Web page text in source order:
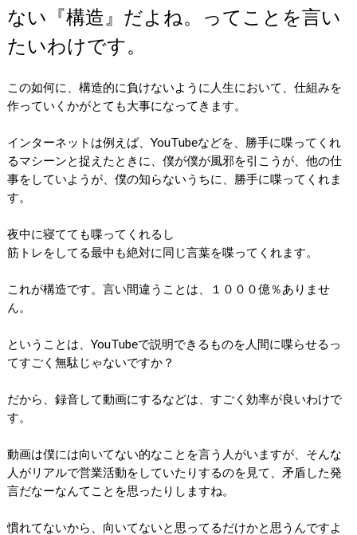
ない『構造』だよね。ってことを言い
たいわけです。
この如何に、構造的に負けないように人生において、仕組みを
作っていくかがとても大事になってきます。
インターネットは例えば、YouTubeなどを、勝手に喋ってくれ
るマシーンと捉えたときに、僕が僕が風邪を引こうが、他の仕
事をしていようが、僕の知らないうちに、勝手に喋ってくれま
す。
夜中に寝てても喋ってくれるし
筋トレをしてる最中も絶対に同じ言葉を喋ってくれます。
これが構造です。言い間違うことは、１０００億％ありませ
ん。
ということは、YouTubeで説明できるものを人間に喋らせるっ
てすごく無駄じゃないですか？
だから、録音して動画にするなどは、すごく効率が良いわけで
す。
動画は僕には向いてない的なことを言う人がいますが、そんな
人がリアルで営業活動をしていたりするのを見て、矛盾した発
言だなーなんてことを思ったりしますね。
慣れてないから、向いてないと思ってるだけかと思うんですよ